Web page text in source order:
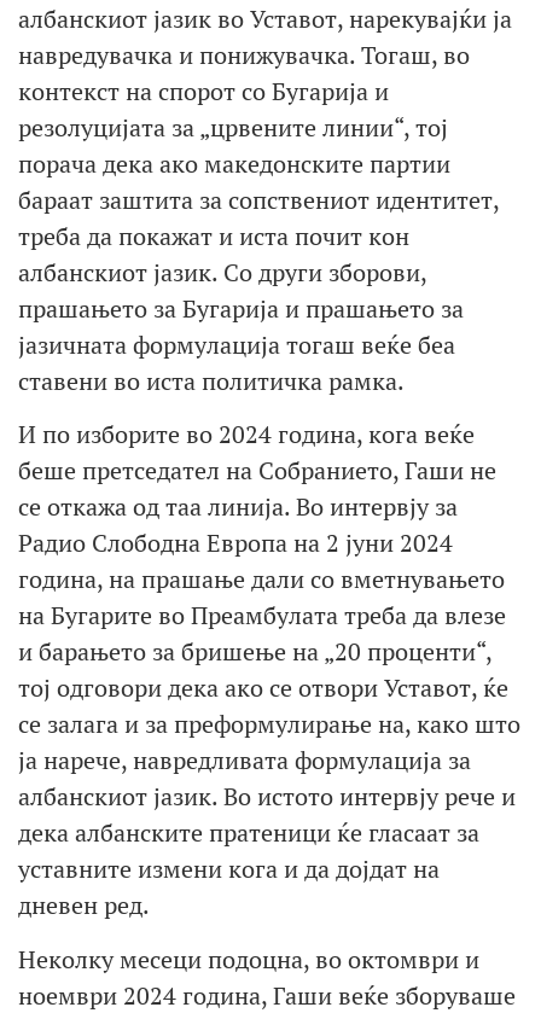
албанскиот јазик во Уставот, нарекувајќи ја
навредувачка и понижувачка. Тогаш, во
контекст на спорот со Бугарија и
резолуцијата за „црвените линии“, тој
порача дека ако македонските партии
бараат заштита за сопствениот идентитет,
треба да покажат и иста почит кон
албанскиот јазик. Со други зборови,
прашањето за Бугарија и прашањето за
јазичната формулација тогаш веќе беа
ставени во иста политичка рамка.
И по изборите во 2024 година, кога веќе
беше претседател на Собранието, Гаши не
се откажа од таа линија. Во интервју за
Радио Слободна Европа на 2 јуни 2024
година, на прашање дали со вметнувањето
на Бугарите во Преамбулата треба да влезе
и барањето за бришење на „20 проценти“,
тој одговори дека ако се отвори Уставот, ќе
се залага и за преформулирање на, како што
ја нарече, навредливата формулација за
албанскиот јазик. Во истото интервју рече и
дека албанските пратеници ќе гласаат за
уставните измени кога и да дојдат на
дневен ред.
Неколку месеци подоцна, во октомври и
ноември 2024 година, Гаши веќе зборуваше